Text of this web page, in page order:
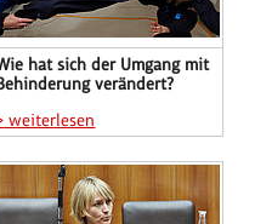
hat sich der Umgang mit
verändert?
weiterlesen